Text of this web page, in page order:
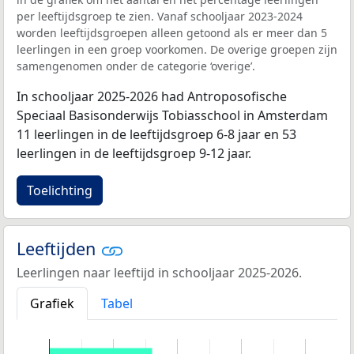
per leeftijdsgroep te zien. Vanaf schooljaar 2023-2024
worden leeftijdsgroepen alleen getoond als er meer dan 5
leerlingen in een groep voorkomen. De overige groepen zijn
samengenomen onder de categorie ‘overige’.
In schooljaar 2025-2026 had Antroposofische
Speciaal Basisonderwijs Tobiasschool in Amsterdam
11 leerlingen in de leeftijdsgroep 6-8 jaar en 53
leerlingen in de leeftijdsgroep 9-12 jaar.
Toelichting
Leeftijden
Leerlingen naar leeftijd in schooljaar 2025-2026.
Grafiek
Tabel